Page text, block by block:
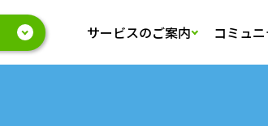
サービスのご案内 コミュ